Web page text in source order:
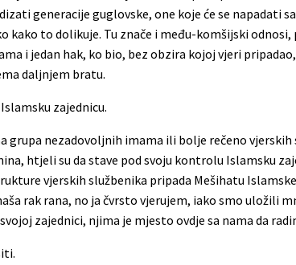
generacije guglovske, one koje će se napadati
to dolikuje. Tu znače i među-komšijski
i jedan hak, ko bio, bez obzira kojoj vjeri
daljnjem bratu.
zajednicu.
nezadovoljnih imama ili bolje rečeno vjerskih
htjeli su da stave pod svoju kontrolu Islamsku
vjerskih službenika pripada Mešihatu
rak rana, no ja čvrsto vjerujem, iako smo uložili
zajednici, njima je mjesto ovdje sa nama da